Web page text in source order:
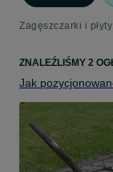
Zagęszczarki i
ZNALEŹLIŚMY 2
Jak